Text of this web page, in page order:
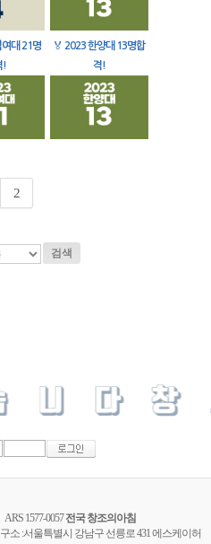
대 21명
!
🏅 2023 한양대 13명합
격!
2
검색
ARS 1577-0057전국 창조의아침
소 :서울특별시 강남구 선릉로 431 에스케이허